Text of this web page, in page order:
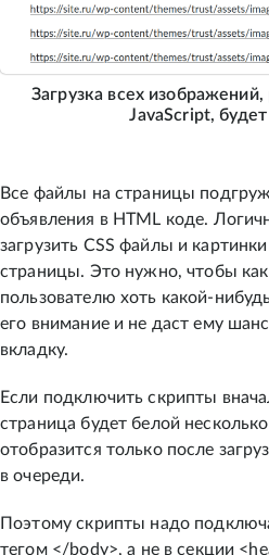
Загрузка всех
JavaScript,
Все файлы на страницы
объявления в HTML коде.
загрузить CSS файлы и
страницы. Это нужно, чтобы
пользователю хоть какой-
его внимание и не даст ему
вкладку.
Если подключить скрипты
страница будет белой
отобразится только после
в очереди.
Поэтому скрипты надо
тегом </body>, а не в секции